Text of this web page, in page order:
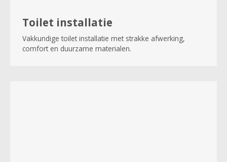
Toilet installatie
Vakkundige toilet installatie met strakke afwerking,
comfort en duurzame materialen.